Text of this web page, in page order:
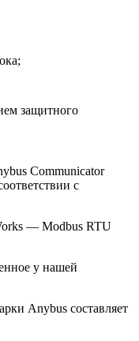
защитного
Communicator
с
у нашей
Anybus составляет